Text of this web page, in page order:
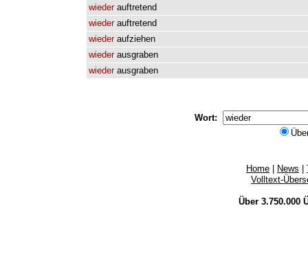
wieder auftretend
wieder auftretend
wieder aufziehen
wieder ausgraben
wieder ausgraben
Wort:
Home News
Volltext-
Über 3.750.000